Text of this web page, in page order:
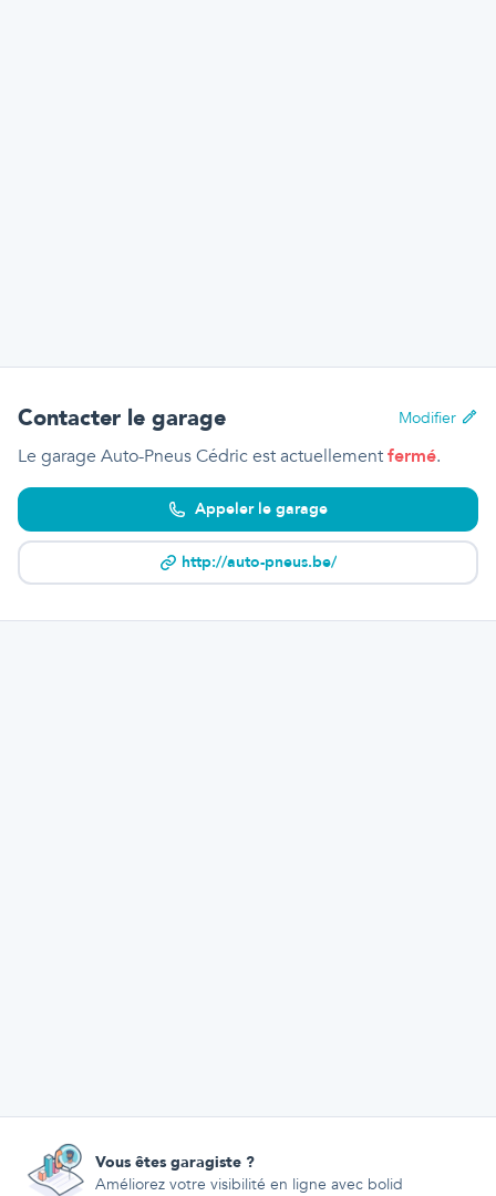
Contacter le garage Modifier
Le garage Auto-Pneus Cédricest actuellementfermé.
Appeler le garage
http://auto-pneus.be/
Vous êtes garagiste ?
Améliorez votre visibilité en ligne avec bolid